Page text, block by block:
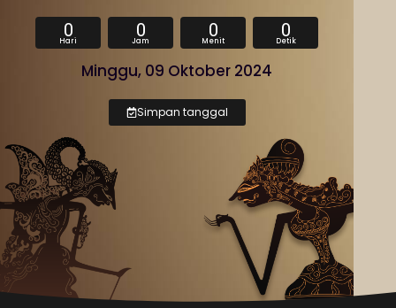
0
Hari
0
Jam
0
Menit
0
Detik
Minggu, 09 Oktober 2024
Simpan tanggal